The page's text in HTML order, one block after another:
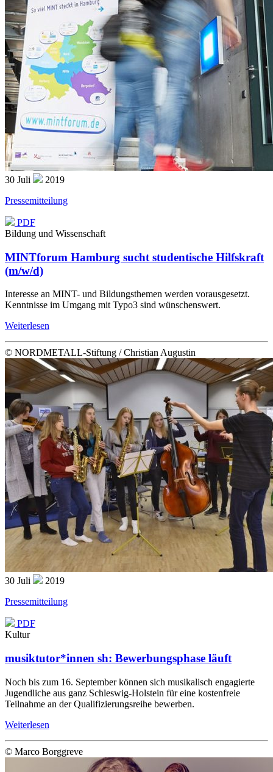
30 Juli
2019
Pressemitteilung
PDF
Bildung und Wissenschaft
MINTforum Hamburg sucht studentische Hilfskraft
(m/w/d)
Interesse an MINT- und Bildungsthemen werden vorausgesetzt.
Kenntnisse im Umgang mit Typo3 sind wünschenswert.
Weiterlesen
© NORDMETALL-Stiftung / Christian Augustin
30 Juli
2019
Pressemitteilung
PDF
Kultur
musiktutor*innen sh: Bewerbungsphase läuft
Noch bis zum 16. September können sich musikalisch engagierte
Jugendliche aus ganz Schleswig-Holstein für eine kostenfreie
Teilnahme an der Qualifizierungsreihe bewerben.
Weiterlesen
© Marco Borggreve